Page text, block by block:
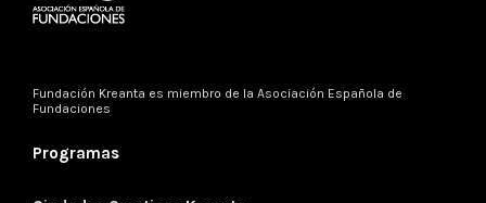
Fundación Kreanta es miembro de la Asociación Española de
Fundaciones
Programas